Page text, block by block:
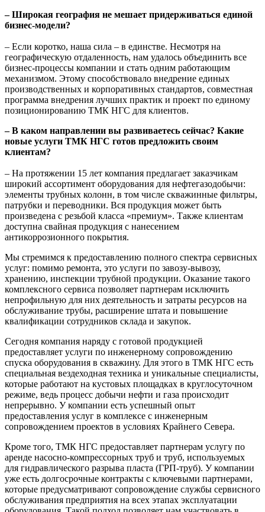
– Широкая география не мешает придерживаться единой
бизнес-модели?
– Если коротко, наша сила – в единстве. Несмотря на
географическую отдаленность, нам удалось объединить все
бизнес-процессы компании и стать одним работающим
механизмом. Этому способствовало внедрение единых
производственных и корпоративных стандартов, совместная
программа внедрения лучших практик и проект по единому
позиционированию ТМК НГС для клиентов.
– В каком направлении вы развиваетесь сейчас? Какие
новые услуги ТМК НГС готов предложить своим
клиентам?
– На протяжении 15 лет компания предлагает заказчикам
широкий ассортимент оборудования для нефтегазодобычи:
элементы трубных колонн, в том числе скважинные фильтры,
патрубки и переводники. Вся продукция может быть
произведена с резьбой класса «премиум». Также клиентам
доступна свайная продукция с нанесением
антикоррозионного покрытия.
Мы стремимся к предоставлению полного спектра сервисных
услуг: помимо ремонта, это услуги по завозу-вывозу,
хранению, инспекции трубной продукции. Оказание такого
комплексного сервиса позволяет партнерам исключить
непрофильную для них деятельность и затраты ресурсов на
обслуживание трубы, расширение штата и повышение
квалификации сотрудников склада и закупок.
Сегодня компания наряду с готовой продукцией
предоставляет услуги по инженерному сопровождению
спуска оборудования в скважину. Для этого в ТМК НГС есть
специальная вездеходная техника и уникальные специалисты,
которые работают на кустовых площадках в круглосуточном
режиме, ведь процесс добычи нефти и газа происходит
непрерывно. У компании есть успешный опыт
предоставления услуг в комплексе с инженерным
сопровождением проектов в условиях Крайнего Севера.
Кроме того, ТМК НГС предоставляет партнерам услугу по
аренде насосно-компрессорных труб и труб, используемых
для гидравлического разрыва пласта (ГРП-труб). У компании
уже есть долгосрочные контракты с ключевыми партнерами,
которые предусматривают сопровождение службы сервисного
обслуживания предприятия на всех этапах эксплуатации